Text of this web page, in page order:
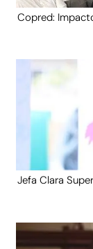
Copred:
Jefa Clara